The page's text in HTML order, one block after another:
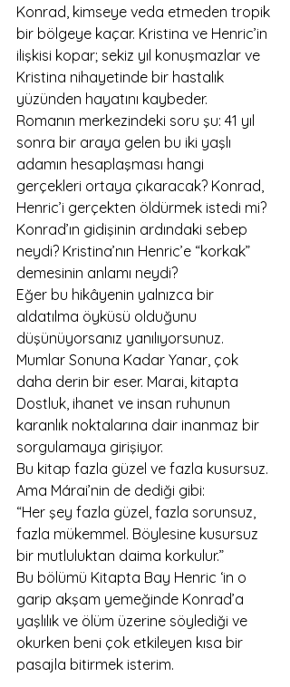
Konrad, kimseye veda etmeden tropik
bir bölgeye kaçar. Kristina ve Henric’in
ilişkisi kopar; sekiz yıl konuşmazlar ve
Kristina nihayetinde bir hastalık
yüzünden hayatını kaybeder.
Romanın merkezindeki soru şu: 41 yıl
sonra bir araya gelen bu iki yaşlı
adamın hesaplaşması hangi
gerçekleri ortaya çıkaracak? Konrad,
Henric’i gerçekten öldürmek istedi mi?
Konrad’ın gidişinin ardındaki sebep
neydi? Kristina’nın Henric’e “korkak”
demesinin anlamı neydi?
Eğer bu hikâyenin yalnızca bir
aldatılma öyküsü olduğunu
düşünüyorsanız yanılıyorsunuz.
Mumlar Sonuna Kadar Yanar, çok
daha derin bir eser. Marai, kitapta
Dostluk, ihanet ve insan ruhunun
karanlık noktalarına dair inanmaz bir
sorgulamaya girişiyor.
Bu kitap fazla güzel ve fazla kusursuz.
Ama Márai’nin de dediği gibi:
“Her şey fazla güzel, fazla sorunsuz,
fazla mükemmel. Böylesine kusursuz
bir mutluluktan daima korkulur.”
Bu bölümü Kitapta Bay Henric ‘in o
garip akşam yemeğinde Konrad’a
yaşlılık ve ölüm üzerine söylediği ve
okurken beni çok etkileyen kısa bir
pasajla bitirmek isterim.